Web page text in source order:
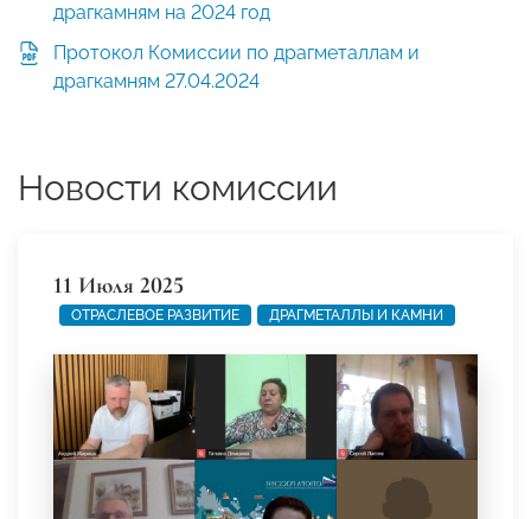
драгкамням на 2024 год
Протокол Комиссии по драгметаллам и
драгкамням 27.04.2024
Новости комиссии
11 Июля 2025
ОТРАСЛЕВОЕ РАЗВИТИЕ ДРАГМЕТАЛЛЫ И КАМНИ